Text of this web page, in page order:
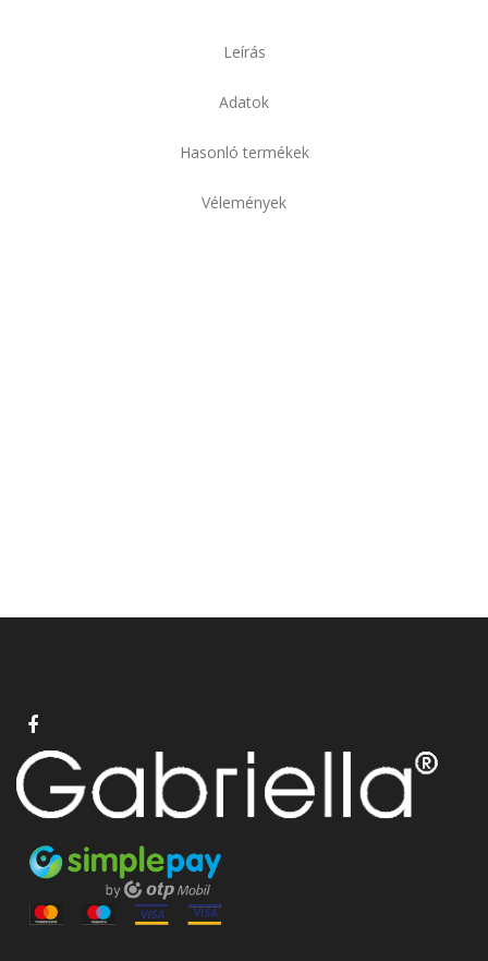
Leírás
Adatok
Hasonló termékek
Vélemények